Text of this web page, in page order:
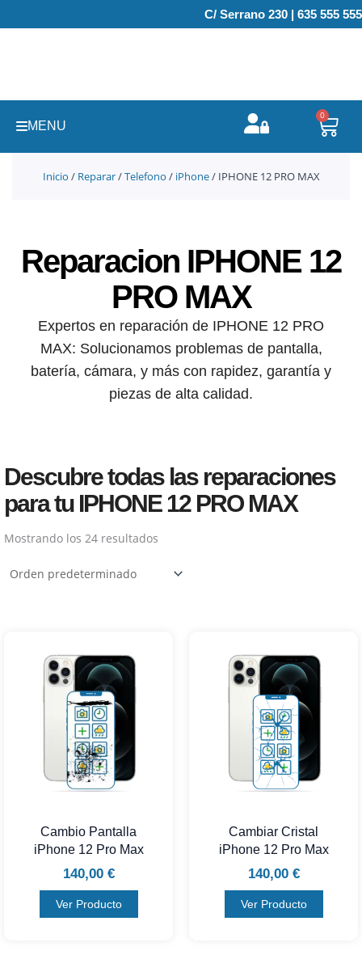
al
C/ Serrano 230 | 635 555 555
MENU
0
Inicio / Reparar/Telefono / iPhone/ IPHONE 12 PRO MAX
Reparacion IPHONE 12
PRO MAX
Expertos en reparación de IPHONE 12 PRO
MAX: Solucionamos problemas de pantalla,
batería, cámara, y más con rapidez, garantía y
piezas de alta calidad.
Descubre todas las reparaciones
para tu IPHONE 12 PRO MAX
Mostrando los 24 resultados
Cambio Pantalla
iPhone 12 Pro Max
140,00 €
Ver Producto
Cambiar Cristal
iPhone 12 Pro Max
140,00 €
Ver Producto